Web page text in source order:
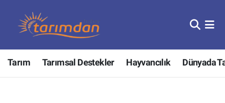
Tarım Tarımsal Destekler Hayvancılık Dünyada
Tarım
Hayvancılık
Nöbetçi Eczaneler
Hava Durumu